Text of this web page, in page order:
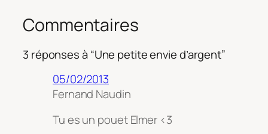
Commentaires
3 réponses à “Une petite envie d’argent”
05/02/2013
Fernand Naudin
Tu es un pouet Elmer <3